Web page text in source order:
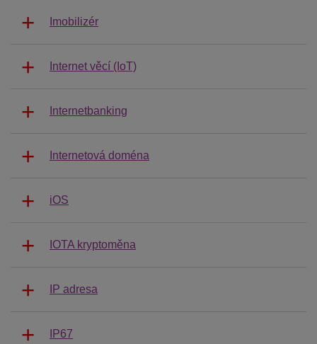
Imobilizér
Internet věcí (IoT)
Internetbanking
Internetová doména
iOS
IOTA kryptoměna
IP adresa
IP67